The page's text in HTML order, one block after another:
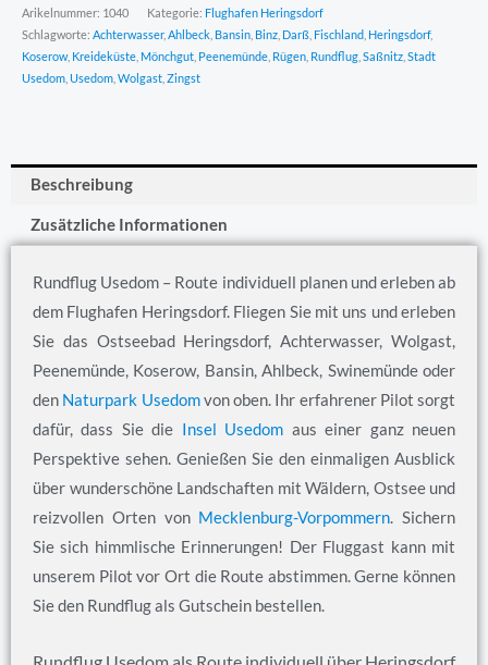
Arikelnummer: 1040 Kategorie: Flughafen Heringsdorf
Schlagworte: Achterwasser, Ahlbeck Bansin Binz Darß Fischland Heringsdorf,
Koserow, Kreideküste Mönchgut Peenemünde Rügen Rundflug Saßnitz Stadt
Usedom Usedom Wolgast Zingst
Beschreibung
Zusätzliche Informationen
Rundflug Usedom – Route individuell planen und erleben ab
dem Flughafen Heringsdorf. Fliegen Sie mit uns und erleben
Sie das Ostseebad Heringsdorf, Achterwasser, Wolgast,
Peenemünde, Koserow, Bansin, Ahlbeck, Swinemünde oder
den Naturpark Usedomvon oben. Ihr erfahrener Pilot sorgt
dafür, dass Sie die Insel Usedom aus einer ganz neuen
Perspektive sehen. Genießen Sie den einmaligen Ausblick
über wunderschöne Landschaften mit Wäldern, Ostsee und
reizvollen Orten von Mecklenburg-Vorpommern. Sichern
Sie sich himmlische Erinnerungen! Der Fluggast kann mit
unserem Pilot vor Ort die Route abstimmen. Gerne können
Sie den Rundflug als Gutschein bestellen.